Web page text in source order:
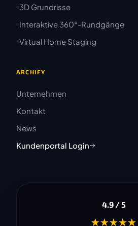
3D Grundrisse
Interaktive 360°-Rundgänge
Virtual Home Staging
ARCHIFY
Unternehmen
Kontakt
News
Kundenportal Login
4.9 / 5
★★★★★